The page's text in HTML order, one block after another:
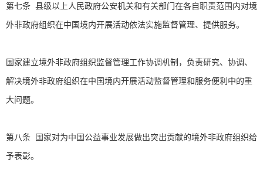
第七条 县级以上人民政府公安机关和有关部门在各自职责范围内对境
外非政府组织在中国境内开展活动依法实施监督管理、提供服务。
国家建立境外非政府组织监督管理工作协调机制，负责研究、协调、
解决境外非政府组织在中国境内开展活动监督管理和服务便利中的重
大问题。
第八条 国家对为中国公益事业发展做出突出贡献的境外非政府组织给
予表彰。